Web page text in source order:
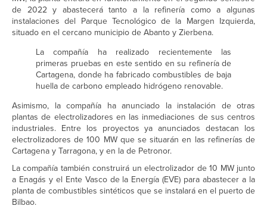
de 2022 y abastecerá tanto a la refinería como a algunas
instalaciones del Parque Tecnológico de la Margen Izquierda,
situado en el cercano municipio de Abanto y Zierbena.
La compañía ha realizado recientemente las
primeras pruebas en este sentido en su refinería de
Cartagena, donde ha fabricado combustibles de baja
huella de carbono empleado hidrógeno renovable.
Asimismo, la compañía ha anunciado la instalación de otras
plantas de electrolizadores en las inmediaciones de sus centros
industriales. Entre los proyectos ya anunciados destacan los
electrolizadores de 100 MW que se situarán en las refinerías de
Cartagena y Tarragona, y en la de Petronor.
La compañía también construirá un electrolizador de 10 MW junto
a Enagás y el Ente Vasco de la Energía (EVE) para abastecer a la
planta de combustibles sintéticos que se instalará en el puerto de
Bilbao.